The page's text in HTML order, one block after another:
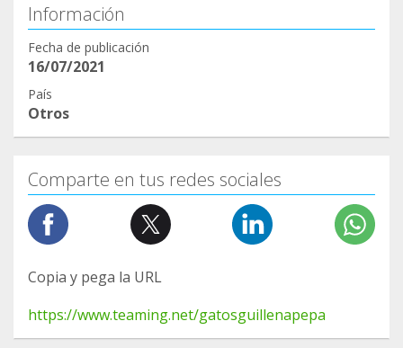
Información
Fecha de publicación
16/07/2021
País
Otros
Comparte en tus redes sociales
Copia y pega la URL
https://www.teaming.net/gatosguillenapepa